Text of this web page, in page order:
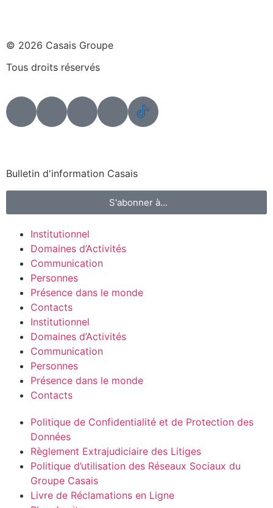
© 2026 Casais Groupe
Tous droits réservés
Bulletin d'information Casais
S'abonner à...
Institutionnel
Domaines d’Activités
Communication
Personnes
Présence dans le monde
Contacts
Institutionnel
Domaines d’Activités
Communication
Personnes
Présence dans le monde
Contacts
Politique de Confidentialité et de Protection des
Données
Règlement Extrajudiciaire des Litiges
Politique d’utilisation des Réseaux Sociaux du
Groupe Casais
Livre de Réclamations en Ligne